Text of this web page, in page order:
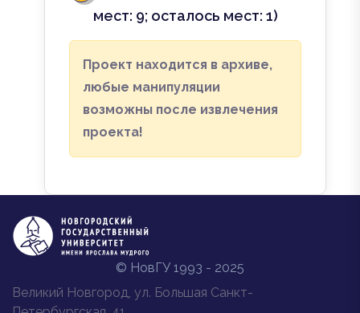
мест: 9; осталось мест: 1)
Проект находится в архиве,
любые манипуляции
возможны после извлечения
проекта!
© НовГУ 1993 - 2025
Великий Новгород, ул. Большая Санкт-